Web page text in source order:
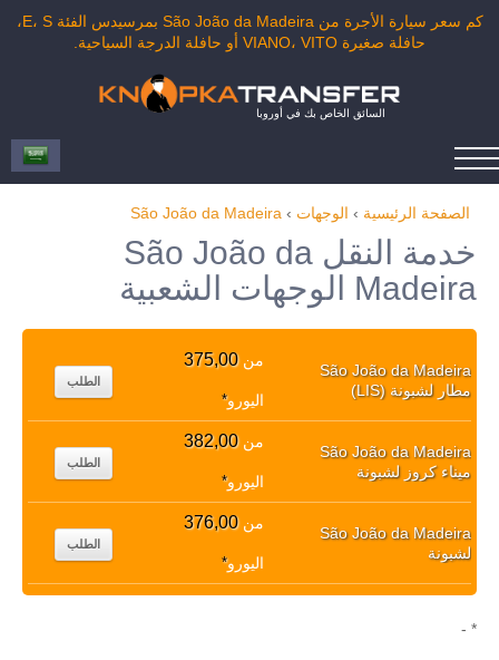
كم سعر سيارة الأجرة من São João da Madeira بمرسيدس الفئة E، S،
حافلة صغيرة VIANO، VITO أو حافلة الدرجة السياحية.
السائق الخاص بك في أوروبا
الصفحة الرئيسية › الوجهات ›
São João da Madeira
خدمة النقل São João da
Madeira الوجهات الشعبية
São João da Madeira
مطار لشبونة (LIS)
من375,00
اليورو*
الطلب
São João da Madeira
ميناء كروز لشبونة
من382,00
اليورو*
الطلب
São João da Madeira
لشبونة
من376,00
اليورو*
الطلب
* -